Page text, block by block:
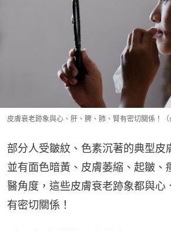
皮膚衰老跡象與心、肝、脾、肺、腎有密切關係！
部分人受皺紋、色素沉著的典型皮
並有面色暗黃、皮膚萎縮、起皺、
醫角度，這些皮膚衰老跡象都與心
有密切關係！